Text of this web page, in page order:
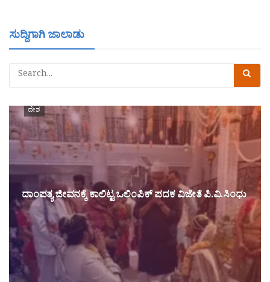
ಸುದ್ದಿಗಾಗಿ ಜಾಲಾಡು
ದೇಶ
ದಾಂಪತ್ಯ ಜೀವನಕ್ಕೆ ಕಾಲಿಟ್ಟ ಒಲಿಂಪಿಕ್ ಪದಕ ವಿಜೇತೆ ಪಿ.ವಿ.ಸಿಂಧು